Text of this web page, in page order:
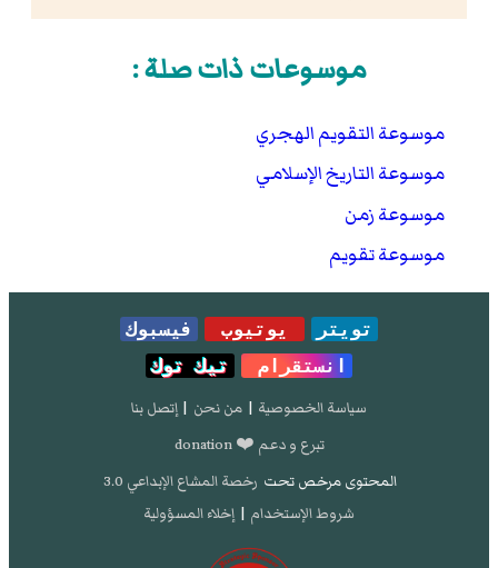
موسوعات ذات صلة :
موسوعة التقويم الهجري
موسوعة التاريخ الإسلامي
موسوعة زمن
موسوعة تقويم
تويتر يوتيوب
فيسبوك
انستقرام
تيك توك
سياسة الخصوصية | من نحن | إتصل بنا
تبرع و دعم ❤️ donation
المحتوى مرخص تحت رخصة المشاع الإبداعي 3.0
شروط الإستخدام | إخلاء المسؤولية